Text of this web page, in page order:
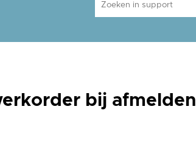
bij afmelden